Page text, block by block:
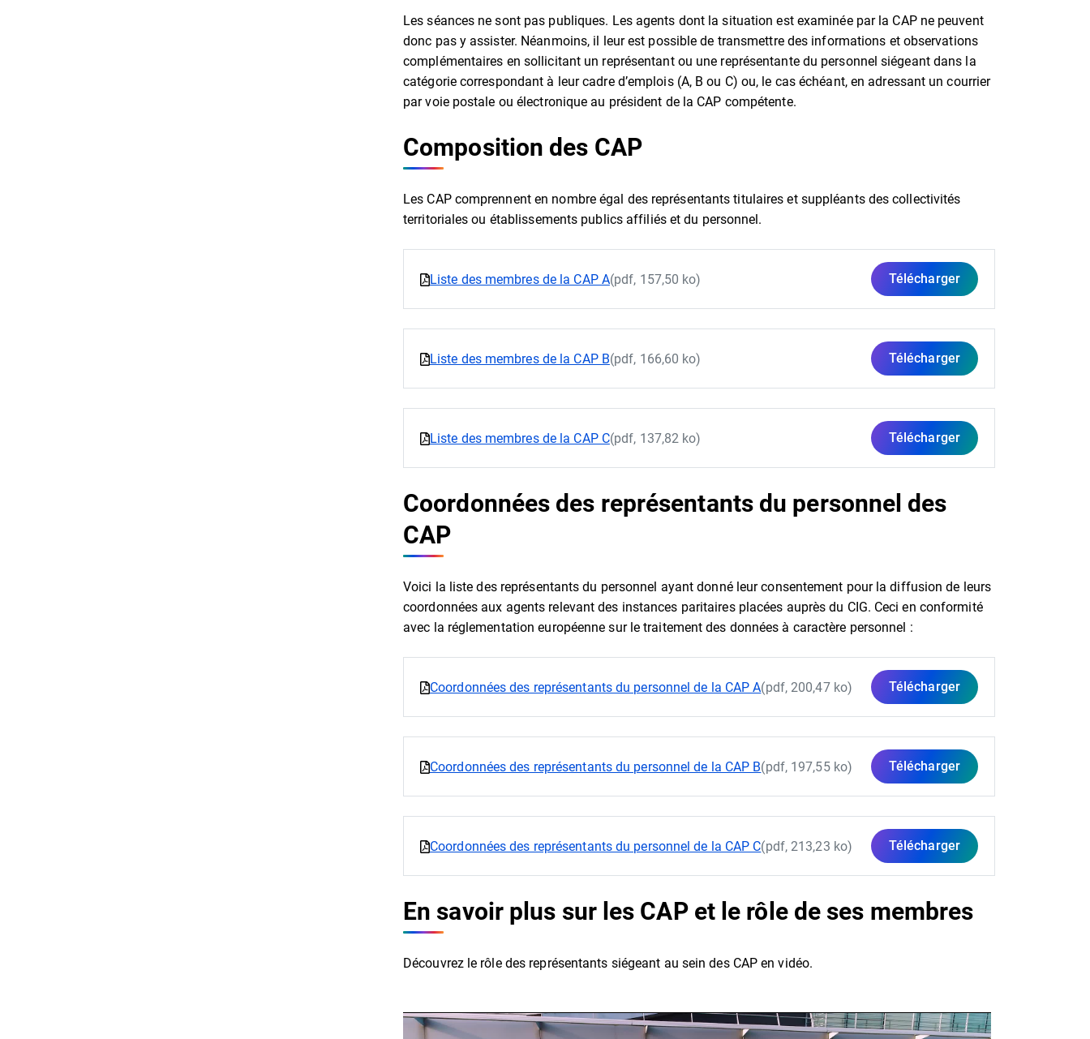
Les séances ne sont pas publiques. Les agents dont la situation est examinée par la CAP ne peuvent
donc pas y assister. Néanmoins, il leur est possible de transmettre des informations et observations
complémentaires en sollicitant un représentant ou une représentante du personnel siégeant dans la
catégorie correspondant à leur cadre d’emplois (A, B ou C) ou, le cas échéant, en adressant un courrier
par voie postale ou électronique au président de la CAP compétente.
Composition des CAP
Les CAP comprennent en nombre égal des représentants titulaires et suppléants des collectivités
territoriales ou établissements publics affiliés et du personnel.
Liste des membres de la CAP A(pdf, 157,50 ko) Télécharger
Liste des membres de la CAP B(pdf, 166,60 ko) Télécharger
Liste des membres de la CAP C(pdf, 137,82 ko) Télécharger
Coordonnées des représentants du personnel des
CAP
Voici la liste des représentants du personnel ayant donné leur consentement pour la diffusion de leurs
coordonnées aux agents relevant des instances paritaires placées auprès du CIG. Ceci en conformité
avec la réglementation européenne sur le traitement des données à caractère personnel :
Coordonnées des représentants du personnel de la CAP A(pdf, 200,47 ko) Télécharger
Coordonnées des représentants du personnel de la CAP B(pdf, 197,55 ko) Télécharger
Coordonnées des représentants du personnel de la CAP C(pdf, 213,23 ko) Télécharger
En savoir plus sur les CAP et le rôle de ses membres
Découvrez le rôle des représentants siégeant au sein des CAP en vidéo.